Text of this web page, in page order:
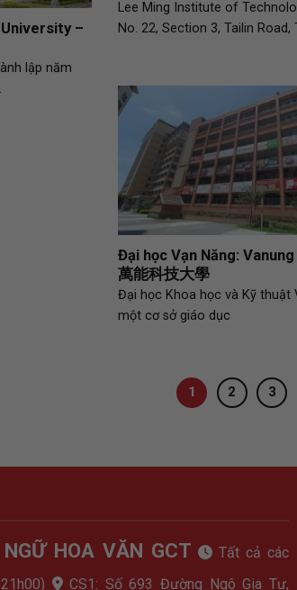
Lee Ming Institute of
No. 22, Section 3, Tailin Road,
–
lập năm
Đại học Vạn Năng:
萬能科技大學
Đại học Khoa học và Kỹ thuật
một cơ sở giáo dục
1 2 3
HOA VĂN GCT
Tất cả các
CS1: Số 693 Đường Ngô Gia Tự,